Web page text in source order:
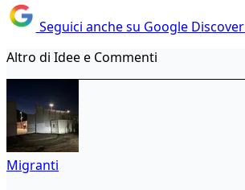
Seguici anche su Google
Altro di Idee e Commenti
Migranti